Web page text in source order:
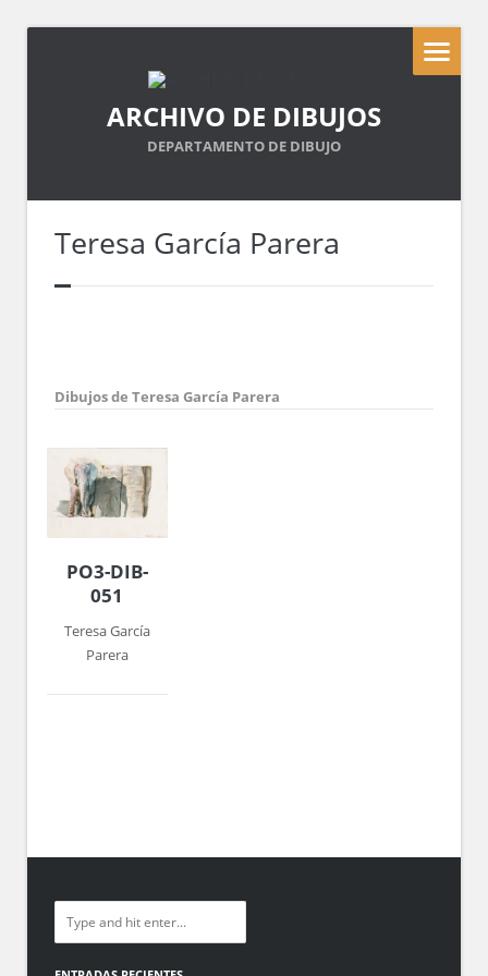
ARCHIVO DE DIBUJOS
DEPARTAMENTO DE DIBUJO
Teresa García Parera
Dibujos de Teresa García Parera
PO3-DIB-
051
Teresa García
Parera